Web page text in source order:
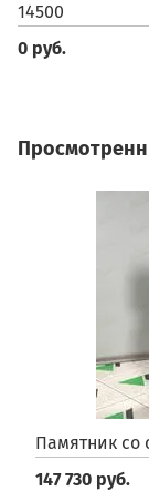
14500
0 руб.
Памятник со
147 730 руб.